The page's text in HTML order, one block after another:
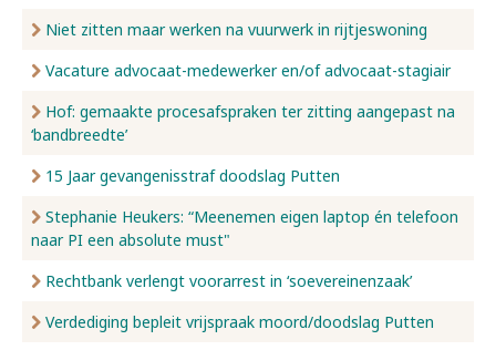
Niet zitten maar werken na vuurwerk in rijtjeswoning
Vacature advocaat-medewerker en/of advocaat-stagiair
Hof: gemaakte procesafspraken ter zitting aangepast na
‘bandbreedte’
15 Jaar gevangenisstraf doodslag Putten
Stephanie Heukers: “Meenemen eigen laptop én telefoon
naar PI een absolute must"
Rechtbank verlengt voorarrest in ‘soevereinenzaak’
Verdediging bepleit vrijspraak moord/doodslag Putten